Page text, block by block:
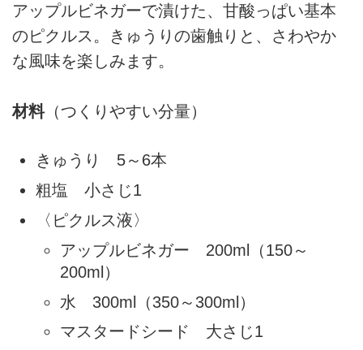
アップルビネガーで漬けた、甘酸っぱい基本
のピクルス。きゅうりの歯触りと、さわやか
な風味を楽しみます。
材料（つくりやすい分量）
きゅうり 5～6本
粗塩 小さじ1
〈ピクルス液〉
アップルビネガー 200ml（150～
200ml）
水 300ml（350～300ml）
マスタードシード 大さじ1